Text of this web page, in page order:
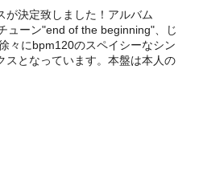
決定致しました！アルバム
ューン"end of the beginning"、じ
々にbpm120のスペイシーなシン
となっています。本盤は本人の